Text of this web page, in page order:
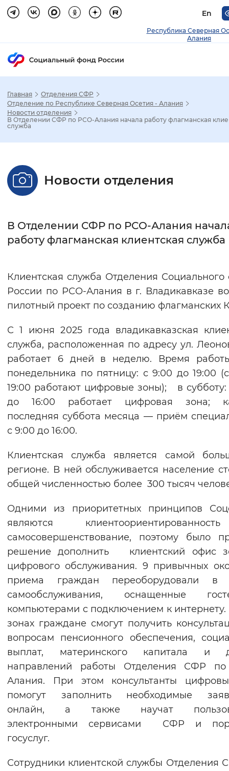
En
Республика Северная
Алания
Настройка режима отображения
Стандартный
Без засечек С засечками
Цвет сайта
Синий фон
Изображения
Включены Выключены
Звуковой ассистент
Воспроизвести
Вернуть стандартные настройки
Главная
Отделения СФР
Отделение по Республике Северная Осетия - Алания
Новости отделения
В Отделении СФР по РСО-Алания начала работу флагманская
служба
Новости отделения
В Отделении СФР по РСО-Алания
работу флагманская клиентская служба
Клиентская служба Отделения
России по РСО-Алания в г. Владикавказе
пилотный проект по созданию флагманских
С 1 июня 2025 года владикавказская
служба, расположенная по адресу ул.
работает 6 дней в неделю. Время
понедельника по пятницу: с 9:00 до 19:00
19:00 работают цифровые зоны); в субботу:
до 16:00 работает цифровая зона;
последняя суббота месяца — приём
с 9:00 до 16:00.
Клиентская служба является самой
регионе. В ней обслуживается население
общей численностью более 300 тысяч
Одними из приоритетных принципов
являются
самосовершенствование, поэтому было
решение дополнить клиентский офис
цифрового обслуживания. 9 привычных
приема граждан переоборудовали в
самообслуживания, оснащенные
компьютерами с подключением к интернету.
зонах граждане смогут получить
вопросам пенсионного обеспечения,
выплат, материнского капитала и
направлений работы Отделения СФР
Алания. При этом консультанты
помогут заполнить необходимые
онлайн, а также научат
электронными сервисами СФР и
госуслуг.
Сотрудники клиентской службы Отделения